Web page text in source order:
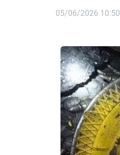
05/06/2026 10:50